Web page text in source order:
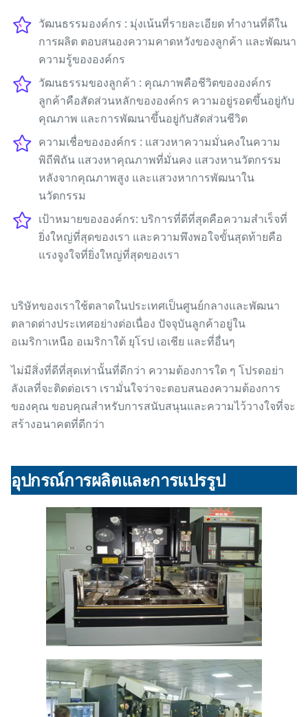
วัฒนธรรมองค์กร : มุ่งเน้นที่รายละเอียด ทำงานที่ดีใน
การผลิต ตอบสนองความคาดหวังของลูกค้า และพัฒนา
ความรู้ขององค์กร
วัฒนธรรมของลูกค้า : คุณภาพคือชีวิตขององค์กร
ลูกค้าคือสัดส่วนหลักขององค์กร ความอยู่รอดขึ้นอยู่กับ
คุณภาพ และการพัฒนาขึ้นอยู่กับสัดส่วนชีวิต
ความเชื่อขององค์กร : แสวงหาความมั่นคงในความ
พิถีพิถัน แสวงหาคุณภาพที่มั่นคง แสวงหานวัตกรรม
หลังจากคุณภาพสูง และแสวงหาการพัฒนาใน
นวัตกรรม
เป้าหมายขององค์กร: บริการที่ดีที่สุดคือความสำเร็จที่
ยิ่งใหญ่ที่สุดของเรา และความพึงพอใจขั้นสุดท้ายคือ
แรงจูงใจที่ยิ่งใหญ่ที่สุดของเรา
บริษัทของเราใช้ตลาดในประเทศเป็นศูนย์กลางและพัฒนา
ตลาดต่างประเทศอย่างต่อเนื่อง ปัจจุบันลูกค้าอยู่ใน
อเมริกาเหนือ อเมริกาใต้ ยุโรป เอเชีย และที่อื่นๆ
ไม่มีสิ่งที่ดีที่สุดเท่านั้นที่ดีกว่า ความต้องการใด ๆ โปรดอย่า
ลังเลที่จะติดต่อเรา เรามั่นใจว่าจะตอบสนองความต้องการ
ของคุณ ขอบคุณสำหรับการสนับสนุนและความไว้วางใจที่จะ
สร้างอนาคตที่ดีกว่า
อุปกรณ์การผลิตและการแปรรูป